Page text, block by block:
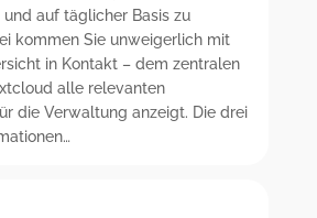
auf täglicher Basis zu
kommen Sie unweigerlich mit
in Kontakt – dem zentralen
alle relevanten
die Verwaltung anzeigt. Die drei